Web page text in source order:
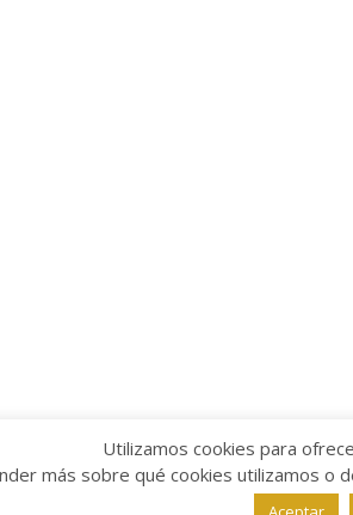
Aviso legal/
Utilizamos cookies para
más sobre qué cookies utilizamos o